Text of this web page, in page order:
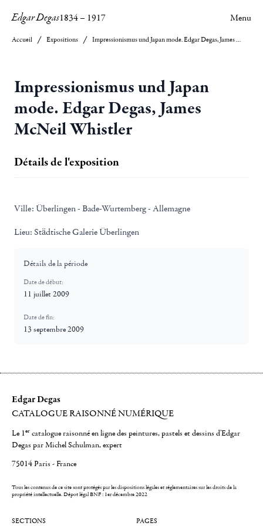
Edgar Degas1834– 1917 Menu
Accueil Expositions Impressionismus und Japan mode. Edgar Degas, James McNeil Whistler
Impressionismus und Japan
mode. Edgar Degas, James
McNeil Whistler
Détails de l'exposition
Ville: Überlingen - Bade-Wurtemberg - Allemagne
Lieu: Städtische Galerie Überlingen
Détails de la période
Date de début:
11 juillet 2009
Date de fin:
13 septembre 2009
Edgar Degas
CATALOGUE RAISONNÉ NUMÉRIQUE
Le 1er catalogue raisonné en ligne des peintures, pastels et dessins d'Edgar
Degas par Michel Schulman, expert
75014 Paris - France
Tous les contenus de ce site sont protégés par les dispositions légales et réglementaires sur les droits de la
propriété intellectuelle.Dépot légal BNF : 1er décembre 2022
SECTIONS PAGES